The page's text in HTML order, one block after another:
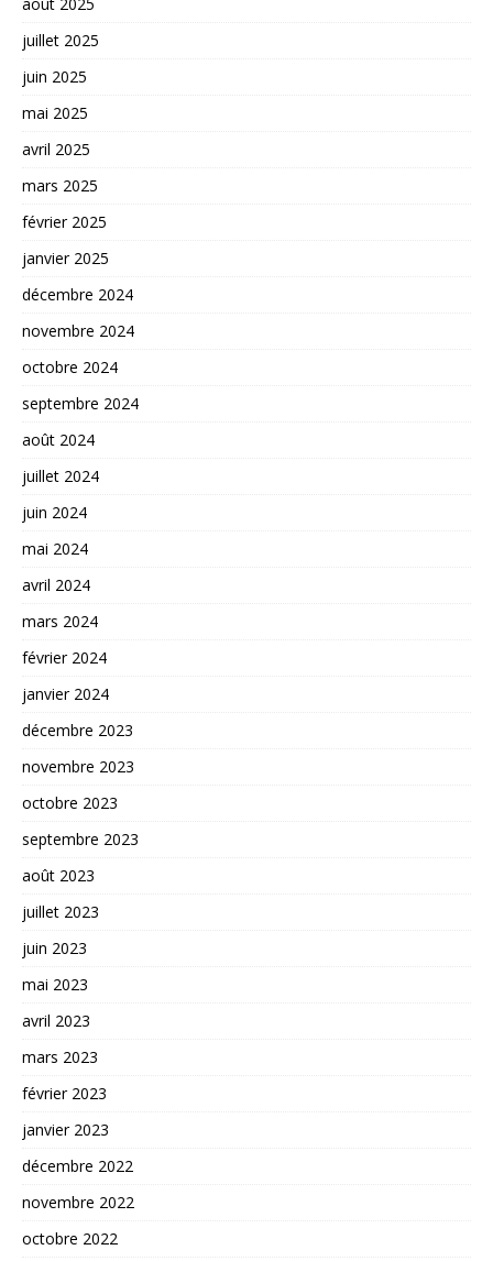
juillet 2025
juin 2025
mai 2025
avril 2025
mars 2025
février 2025
janvier 2025
décembre 2024
novembre 2024
octobre 2024
septembre 2024
août 2024
juillet 2024
juin 2024
mai 2024
avril 2024
mars 2024
février 2024
janvier 2024
décembre 2023
novembre 2023
octobre 2023
septembre 2023
août 2023
juillet 2023
juin 2023
mai 2023
avril 2023
mars 2023
février 2023
janvier 2023
décembre 2022
novembre 2022
octobre 2022